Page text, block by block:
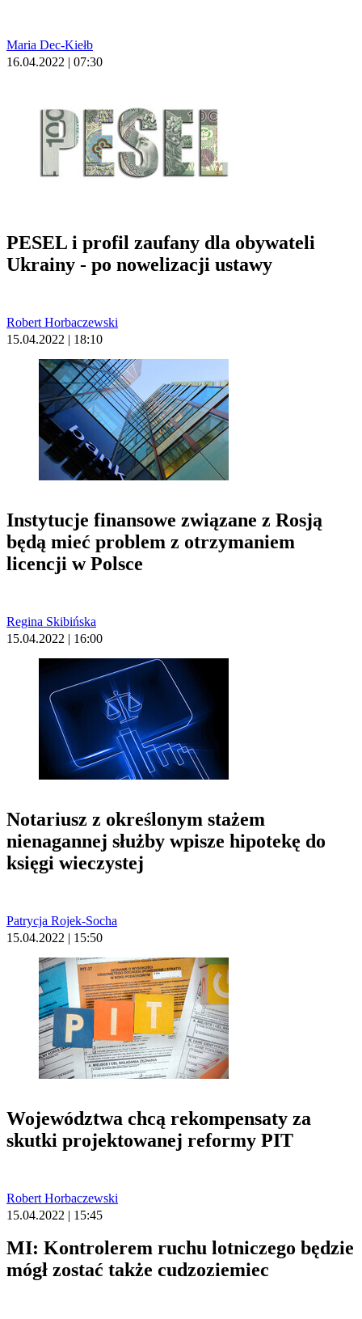
Maria Dec-Kiełb
16.04.2022 | 07:30
PESEL i profil zaufany dla obywateli
Ukrainy - po nowelizacji ustawy
Robert Horbaczewski
15.04.2022 | 18:10
Instytucje finansowe związane z Rosją
będą mieć problem z otrzymaniem
licencji w Polsce
Regina Skibińska
15.04.2022 | 16:00
Notariusz z określonym stażem
nienagannej służby wpisze hipotekę do
księgi wieczystej
Patrycja Rojek-Socha
15.04.2022 | 15:50
Województwa chcą rekompensaty za
skutki projektowanej reformy PIT
Robert Horbaczewski
15.04.2022 | 15:45
MI: Kontrolerem ruchu lotniczego będzie
mógł zostać także cudzoziemiec